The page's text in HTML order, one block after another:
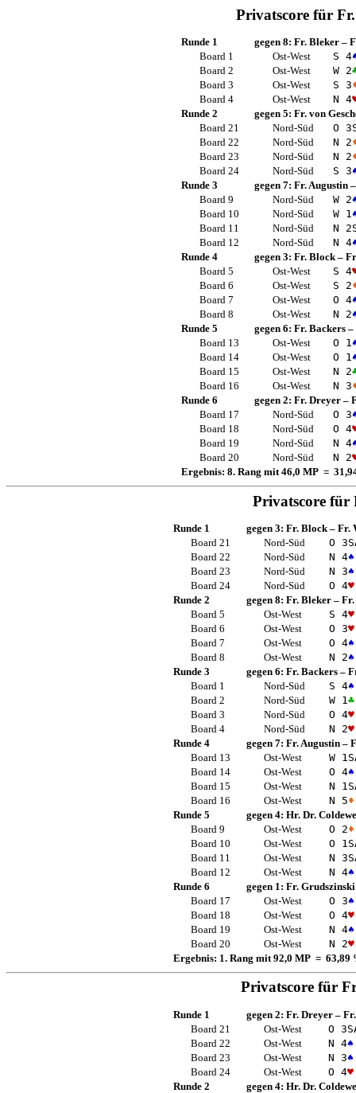
Privatscore für
Runde 1 gegen 8: Fr. Bleker –
Board 1
Ost-West S 4
Board 2
Ost-West W 2
Board 3
Ost-West S 3
Board 4
Ost-West N 4
Runde 2
gegen 5: Fr. von
Board 21
Nord-Süd O 3
Board 22
Nord-Süd N 2
Board 23
Nord-Süd N 2
Board 24
Nord-Süd S 3
Runde 3
gegen 7: Fr. Augustin
Board 9
Nord-Süd W 2
Board 10
Nord-Süd W 1
Board 11
Nord-Süd N 2
Board 12
Nord-Süd N 4
Runde 4
gegen 3: Fr. Block–
Board 5
Ost-West S 4
Board 6
Ost-West S 2
Board 7
Ost-West O 4
Board 8
Ost-West N 2
Runde 5
gegen 6: Fr. Backers –
Board 13
Ost-West O 1
Board 14
Ost-West O 1
Board 15
Ost-West N 2
Board 16
Ost-West N 3
Runde 6
gegen 2: Fr. Dreyer –
Board 17
Nord-Süd O 3
Board 18
Nord-Süd O 4
Board 19
Nord-Süd N 4
Board 20
Nord-Süd N 2
Ergebnis: 8. Rang mit 46,0 MP =
Privatscore für
Runde 1 gegen 3: Fr. Block– Fr.
Board 21
Nord-Süd O 3
Board 22
Nord-Süd N 4♠
Board 23
Nord-Süd N 3♠
Board 24
Nord-Süd O 4♥
Runde 2
gegen 8: Fr. Bleker– Fr.
Board 5
Ost-West S 4♥
Board 6
Ost-West O 3♥
Board 7
Ost-West O 4♠
Board 8
Ost-West N 2♠
Runde 3
gegen 6: Fr. Backers–
Board 1
Nord-Süd S 4♠
Board 2
Nord-Süd W 1 ♣
Board 3
Nord-Süd O 4♥
Board 4
Nord-Süd N 2♥
Runde 4
gegen 7: Fr. Augustin–
Board 13
Ost-West W 1
Board 14
Ost-West O 4♠
Board 15
Ost-West N 1
Board 16
Ost-West N 5♦
Runde 5
gegen 4: Hr. Dr.
Board 9
Ost-West O 2♦
Board 10
Ost-West O 1
Board 11
Ost-West N 3
Board 12
Ost-West N 4♠
Runde 6
gegen 1: Fr. Grudszinski
Board 17
Ost-West O 3♠
Board 18
Ost-West O 4♥
Board 19
Ost-West N 4♠
Board 20
Ost-West N 2♥
Ergebnis: 1. Rang mit 92,0 MP = 63,89
Privatscore für
Runde 1 gegen 2: Fr. Dreyer–
Board 21
Ost-West O 3
Board 22
Ost-West N 4♠
Board 23
Ost-West N 3♠
Board 24
Ost-West O 4♥
Runde 2
gegen 4: Hr. Dr.